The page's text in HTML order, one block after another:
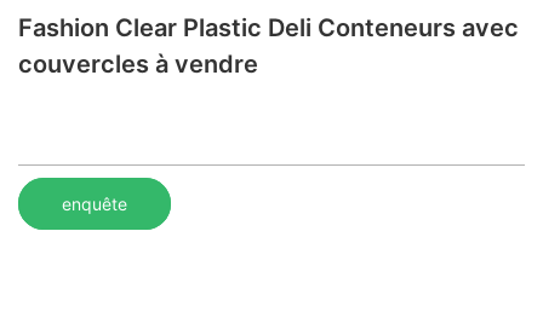
Fashion Clear Plastic Deli Conteneurs avec
couvercles à vendre
enquête